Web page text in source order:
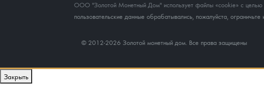
ООО "Золотой Монетный Дом" использует файлы «cookie» с целью
пользовательские данные обрабатывались, пожалуйста,
© 2012-2026 Золотой монетный дом. Все права защищены
Закрыть